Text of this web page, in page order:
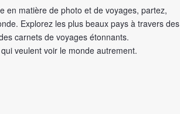
en matière de photo et de voyages, partez,
Explorez les plus beaux pays à travers des
carnets de voyages étonnants.
veulent voir le monde autrement.